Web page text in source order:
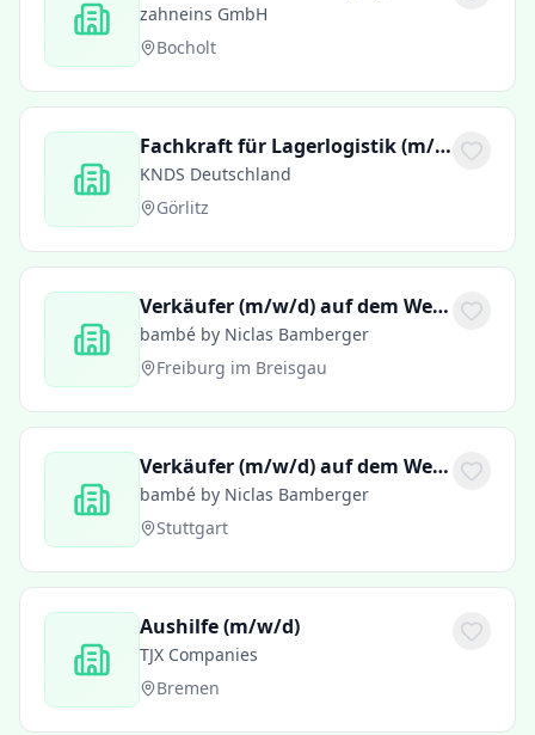
zahneins GmbH
Bocholt
Fachkraft für Lagerlogistik (m/w/d)
KNDS Deutschland
Görlitz
Verkäufer (m/w/d) auf dem Weihnachtsmarkt in Freiburg
bambé by Niclas Bamberger
Freiburg im Breisgau
Verkäufer (m/w/d) auf dem Weihnachtsmarkt in Stuttgart
bambé by Niclas Bamberger
Stuttgart
Aushilfe (m/w/d)
TJX Companies
Bremen